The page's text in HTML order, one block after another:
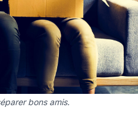
bons amis.